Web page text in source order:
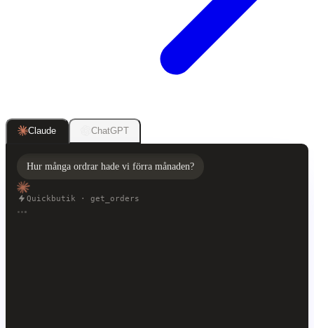
Claude ChatGPT
Hur många ordrar hade vi förra månaden?
Quickbutik · get_orders